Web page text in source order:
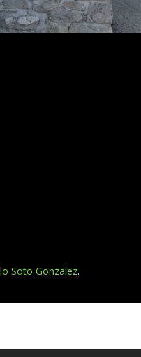
Soto Gonzalez.